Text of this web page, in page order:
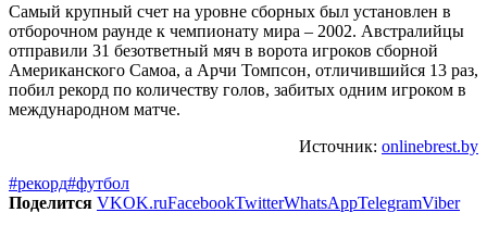
Самый крупный счет на уровне сборных был установлен в
отборочном раунде к чемпионату мира – 2002. Австралийцы
отправили 31 безответный мяч в ворота игроков сборной
Американского Самоа, а Арчи Томпсон, отличившийся 13 раз,
побил рекорд по количеству голов, забитых одним игроком в
международном матче.
Источник: onlinebrest.by
#рекорд#футбол
Поделится VKOK.ruFacebookTwitterWhatsAppTelegramViber